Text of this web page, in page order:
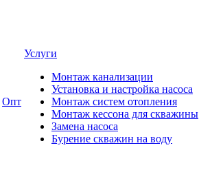
Опт
Услуги
Монтаж канализации
Установка и настройка насоса
Монтаж систем отопления
Монтаж кессона для скважины
Замена насоса
Бурение скважин на воду